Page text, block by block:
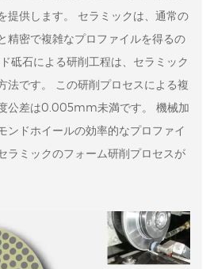
提供します。 セラミックは、通常の
精密で複雑なプロファイルを得るの
砥石による研削工程は、セラミック
法です。 この研削プロセスによる複
公差は0.005mm未満です。 機械加
ンドホイールの効率的なプロファイ
ラミックのフォーム研削プロセスが